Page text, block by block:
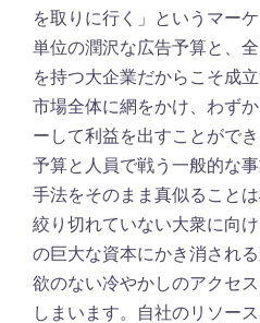
を取りに行く」というマー
単位の潤沢な広告予算と、
を持つ大企業だからこそ成
市場全体に網をかけ、わず
ーして利益を出すことがで
予算と人員で戦う一般的な
手法をそのまま真似ること
絞り切れていない大衆に向
の巨大な資本にかき消され
欲のない冷やかしのアクセ
しまいます。自社のリソー